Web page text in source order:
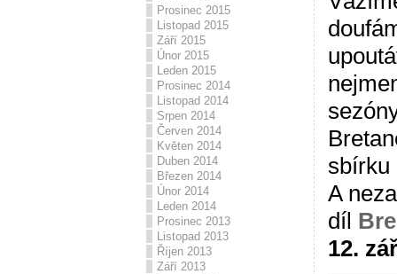
Prosinec 2015
Listopad 2015
Září 2015
Únor 2015
Leden 2015
Prosinec 2014
Listopad 2014
Srpen 2014
Červen 2014
Květen 2014
Duben 2014
Březen 2014
Únor 2014
Leden 2014
Prosinec 2013
Listopad 2013
Říjen 2013
Září 2013
sbírku
A
díl
12.